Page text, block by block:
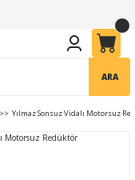
ARA
Yılmaz Sonsuz Vidalı Motorsuz